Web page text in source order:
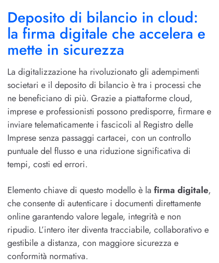
Deposito di bilancio in cloud:
la firma digitale che accelera e
mette in sicurezza
La digitalizzazione ha rivoluzionato gli adempimenti
societari e il deposito di bilancio è tra i processi che
ne beneficiano di più. Grazie a piattaforme cloud,
imprese e professionisti possono predisporre, firmare e
inviare telematicamente i fascicoli al Registro delle
Imprese senza passaggi cartacei, con un controllo
puntuale del flusso e una riduzione significativa di
tempi, costi ed errori.
Elemento chiave di questo modello è la firma digitale,
che consente di autenticare i documenti direttamente
online garantendo valore legale, integrità e non
ripudio. L’intero iter diventa tracciabile, collaborativo e
gestibile a distanza, con maggiore sicurezza e
conformità normativa.